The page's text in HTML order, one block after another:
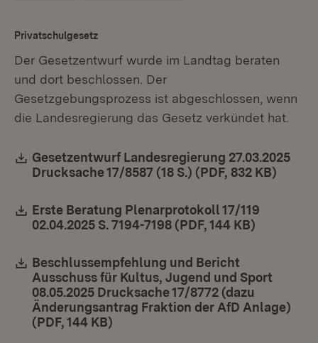
Privatschulgesetz
Der Gesetzentwurf wurde im Landtag beraten
und dort beschlossen. Der
Gesetzgebungsprozess ist abgeschlossen, wenn
die Landesregierung das Gesetz verkündet hat.
Download:
Gesetzentwurf Landesregierung 27.03.2025
Drucksache 17/8587 (18 S.) (PDF, 832 KB)
Download:
Erste Beratung Plenarprotokoll 17/119
02.04.2025 S. 7194-7198 (PDF, 144 KB)
Download:
Beschlussempfehlung und Bericht
Ausschuss für Kultus, Jugend und Sport
08.05.2025 Drucksache 17/8772 (dazu
Änderungsantrag Fraktion der AfD Anlage)
(PDF, 144 KB)